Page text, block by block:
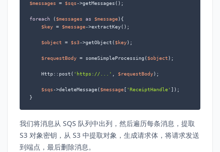
$messages = $sqs->getMessages();
foreach ( $messages as $message){
$key = $message->extractKey();
$object = $s3->getObject( $key);
$requestBody = someSimpleProcessing( $object );
    Http::post(
'https://...' , $requestBody);
$sqs->deleteMessage( $message[ 'ReceiptHandle'
]);
我们将消息从 SQS 队列中出列，然后遍历每条消息，提取
S3 对象密钥，从 S3 中提取对象，生成请求体，将请求发送
到端点，最后删除消息。